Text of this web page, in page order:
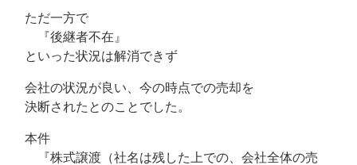
ただ一方で
『後継者不在』
といった状況は解消できず
会社の状況が良い、今の時点での売却を
決断されたとのことでした。
本件
『株式譲渡（社名は残した上での、会社全体の売